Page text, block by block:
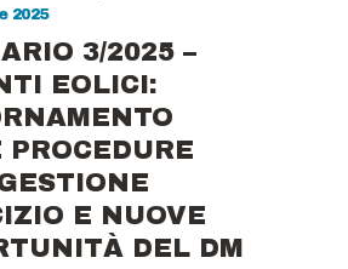
2025
3/2025 –
EOLICI:
PROCEDURE
E NUOVE
DEL DM